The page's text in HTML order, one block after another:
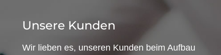
Unsere Kunden
Wir lieben es, unseren Kunden beim Aufbau